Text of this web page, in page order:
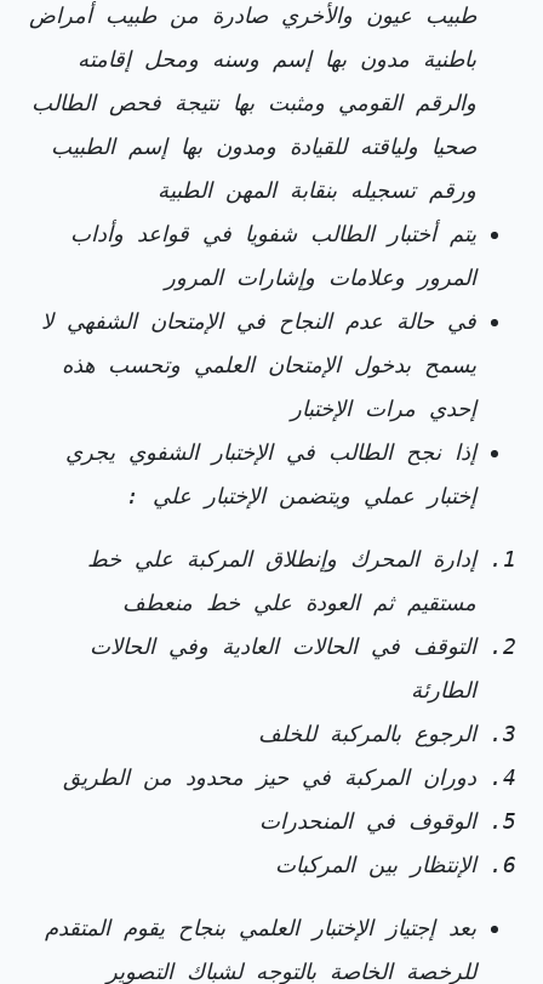
طبيب عيون والأخري صادرة من طبيب أمراض
باطنية مدون بها إسم وسنه ومحل إقامته
والرقم القومي ومثبت بها نتيجة فحص الطالب
صحيا ولياقته للقيادة ومدون بها إسم الطبيب
ورقم تسجيله بنقابة المهن الطبية
يتم أختبار الطالب شفويا في قواعد وأداب
المرور وعلامات وإشارات المرور
في حالة عدم النجاح في الإمتحان الشفهي لا
يسمح بدخول الإمتحان العلمي وتحسب هذه
إحدي مرات الإختبار
إذا نجح الطالب في الإختبار الشفوي يجري
إختبار عملي ويتضمن الإختبار علي :
إدارة المحرك وإنطلاق المركبة علي خط
مستقيم ثم العودة علي خط منعطف
التوقف في الحالات العادية وفي الحالات
الطارئة
الرجوع بالمركبة للخلف
دوران المركبة في حيز محدود من الطريق
الوقوف في المنحدرات
الإنتظار بين المركبات
بعد إجتياز الإختبار العلمي بنجاح يقوم المتقدم
للرخصة الخاصة بالتوجه لشباك التصوير